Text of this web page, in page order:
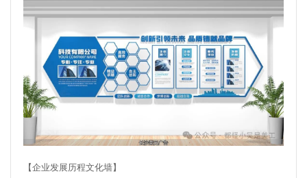
【企业发展历程文化墙】